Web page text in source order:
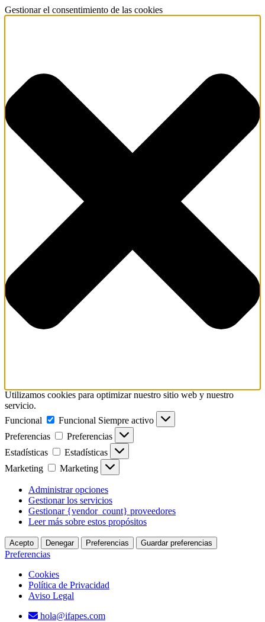
Gestionar el consentimiento de las cookies
Utilizamos cookies para optimizar nuestro sitio web y nuestro
servicio.
Funcional
Funcional Siempre activo
Preferencias
Preferencias
Estadísticas
Estadísticas
Marketing
Marketing
Administrar opciones
Gestionar los servicios
Gestionar {vendor_count} proveedores
Leer más sobre estos propósitos
Acepto Denegar Preferencias Guardar preferencias
Preferencias
Cookies
Política de Privacidad
Aviso Legal
hola@ifapes.com